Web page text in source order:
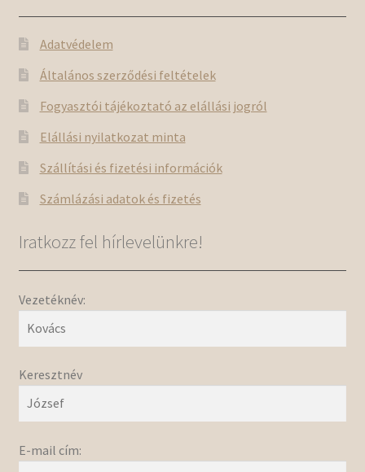
Adatvédelem
Általános szerződési feltételek
Fogyasztói tájékoztató az elállási jogról
Elállási nyilatkozat minta
Szállítási és fizetési információk
Számlázási adatok és fizetés
Iratkozz fel hírlevelünkre!
Vezetéknév:
Keresztnév
E-mail cím: